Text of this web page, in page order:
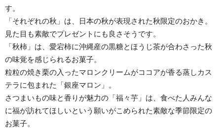
す。
「それぞれの秋」は、日本の秋が表現された秋限定のおかき。
見た目も素敵でプレゼントにも良さそうです。
「秋柿」は、愛宕柿に沖縄産の黒糖とほうじ茶が合わさった秋
の味覚を感じられるお菓子。
粒粒の焼き栗の入ったマロンクリームがココアが香る蒸しカス
テラに包まれた「銀座マロン」。
さつまいもの味と香りが魅力の「福々芋」は、食べた人みんな
に福が訪れてほしいという願いがこめられた素敵な季節限定の
お菓子。